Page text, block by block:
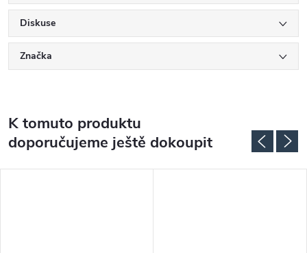
Diskuse
Značka
K tomuto produktu
doporučujeme ještě dokoupit